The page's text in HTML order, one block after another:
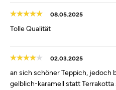
08.05.2025
Tolle Qualität
02.03.2025
an sich schöner Teppich, jedoch
gelblich-karamell statt Terrakotta